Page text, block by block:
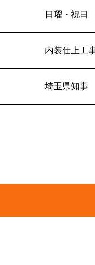
日曜・祝日
内装仕上工
埼玉県知事